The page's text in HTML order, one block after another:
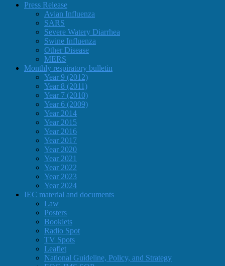
Press Release
Avian Influenza
SARS
Severe Watery Diarrhea
Swine Influenza
Other Disease
MERS
Monthly respiratory bulletin
Year 9 (2012)
Year 8 (2011)
Year 7 (2010)
Year 6 (2009)
Year 2014
Year 2015
Year 2016
Year 2017
Year 2020
Year 2021
Year 2022
Year 2023
Year 2024
IEC material and documents
Law
Posters
Booklets
Radio Spot
TV Spots
Leaflet
National Guideline, Policy, and Strategy